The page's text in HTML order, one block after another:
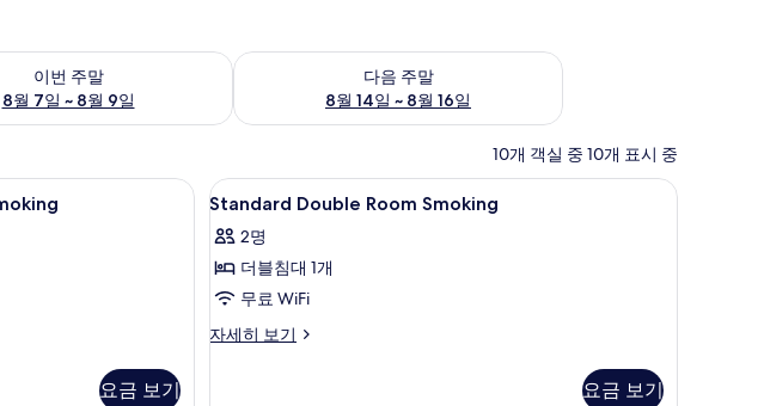
이번 주말
8월 7일 ~ 8월 9일
가능 여부 확인, 8월 7일 ~ 8월 9일
다음 주말
8월 14일 ~ 8월 16일
다음 주말 예약 가능 여부 확인, 8월 14일 ~ 8월 16일
10개 객실 중 10개 표시 중
암막 커튼, 다리미/다리미판, 무료 WiFi
요금 보기
Standard
Double
Room
Smoking
사
진
책상, 암막 커튼, 다리미/다리미판, 무료 WiFi
1
Standard Double Room Smoking
2명
더블침대 1개
무료 WiFi
자세히 보기
Standard
요금 보기